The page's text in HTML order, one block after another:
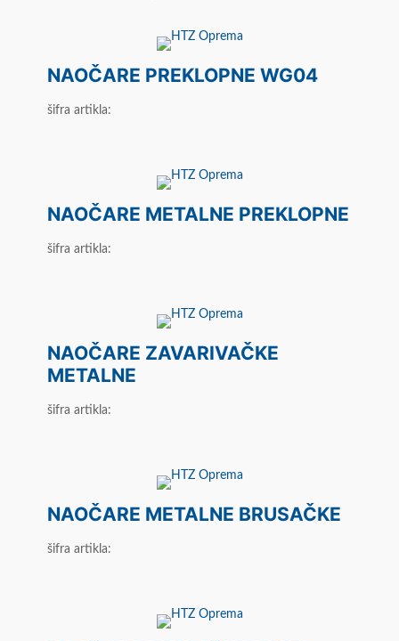
NAOČARE PREKLOPNE WG04
šifra artikla:
NAOČARE METALNE PREKLOPNE
šifra artikla:
NAOČARE ZAVARIVAČKE
METALNE
šifra artikla:
NAOČARE METALNE BRUSAČKE
šifra artikla: